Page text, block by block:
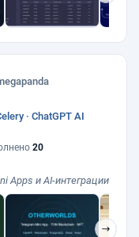
· ChatGPT AI
20
Apps и AI-интеграции
❯